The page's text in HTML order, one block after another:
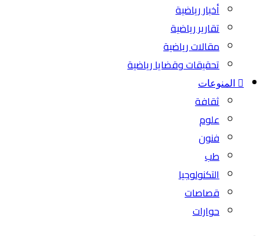
أخبار رياضية
تقارير رياضية
مقالات رياضية
تحقيقات وقضايا رياضية
المنوعات
ثقافة
علوم
فنون
طب
التكنولوجيا
قصاصات
حوارات